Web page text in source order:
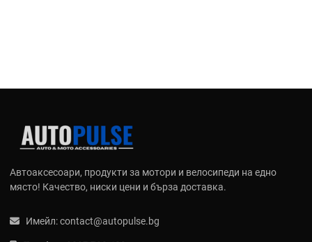
Автоаксесоари, продукти за мотори и велосипеди на едно
място! Качество, ниски цени и бърза доставка.
Имейл:contact@autopulse.bg